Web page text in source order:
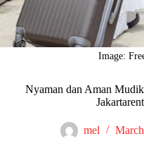
Image:
Nyaman dan Aman
mel